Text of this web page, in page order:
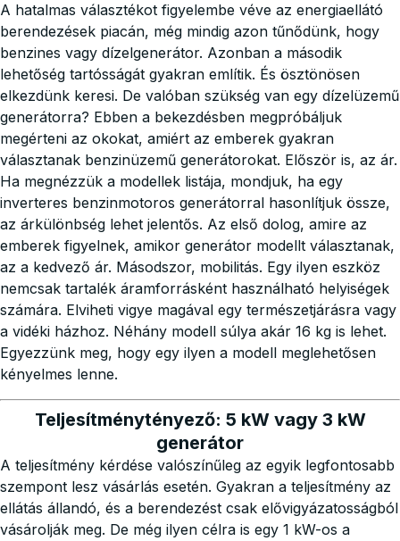
A hatalmas választékot figyelembe véve az energiaellátó
berendezések piacán, még mindig azon tűnődünk, hogy
benzines vagy dízelgenerátor. Azonban a második
lehetőség tartósságát gyakran említik. És ösztönösen
elkezdünk keresi. De valóban szükség van egy dízelüzemű
generátorra? Ebben a bekezdésben megpróbáljuk
megérteni az okokat, amiért az emberek gyakran
választanak benzinüzemű generátorokat. Először is, az ár.
Ha megnézzük a modellek listája, mondjuk, ha egy
inverteres benzinmotoros generátorral hasonlítjuk össze,
az árkülönbség lehet jelentős. Az első dolog, amire az
emberek figyelnek, amikor generátor modellt választanak,
az a kedvező ár. Másodszor, mobilitás. Egy ilyen eszköz
nemcsak tartalék áramforrásként használható helyiségek
számára. Elviheti vigye magával egy természetjárásra vagy
a vidéki házhoz. Néhány modell súlya akár 16 kg is lehet.
Egyezzünk meg, hogy egy ilyen a modell meglehetősen
kényelmes lenne.
Teljesítménytényező: 5 kW vagy 3 kW
generátor
A teljesítmény kérdése valószínűleg az egyik legfontosabb
szempont lesz vásárlás esetén. Gyakran a teljesítmény az
ellátás állandó, és a berendezést csak elővigyázatosságból
vásárolják meg. De még ilyen célra is egy 1 kW-os a